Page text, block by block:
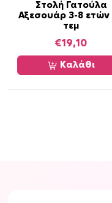
Στολή Γατούλα
Αξεσουάρ 3-8 ετών
τεμ
€19,10
Καλάθι